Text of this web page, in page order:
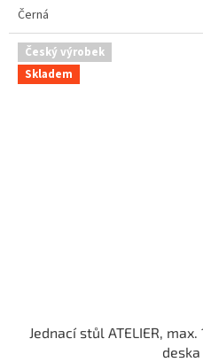
Černá
Český výrobek
Skladem
Jednací stůl ATELIER,
deska